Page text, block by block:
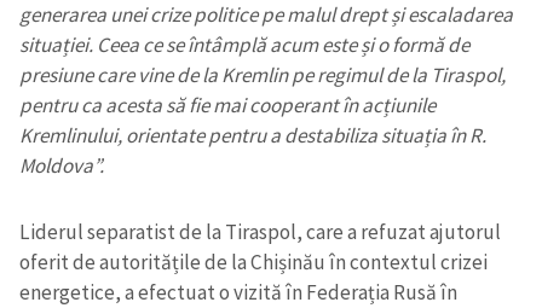
generarea unei crize politice pe malul drept și escaladarea
situației. Ceea ce se întâmplă acum este și o formă de
presiune care vine de la Kremlin pe regimul de la Tiraspol,
pentru ca acesta să fie mai cooperant în acțiunile
Kremlinului, orientate pentru a destabiliza situația în R.
Moldova”.
Liderul separatist de la Tiraspol, care a refuzat ajutorul
oferit de autoritățile de la Chișinău în contextul crizei
energetice, a efectuat o vizită în Federația Rusă în